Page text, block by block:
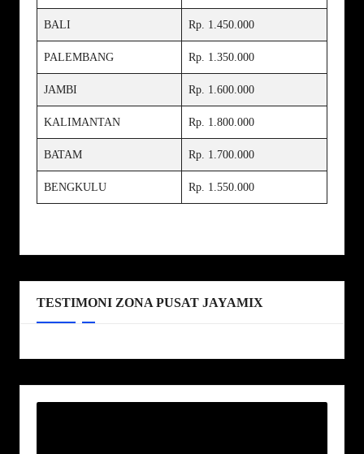
BALI Rp. 1.450.000
PALEMBANG Rp. 1.350.000
JAMBI Rp. 1.600.000
KALIMANTAN Rp. 1.800.000
BATAM Rp. 1.700.000
BENGKULU Rp. 1.550.000
TESTIMONI ZONA PUSAT JAYAMIX